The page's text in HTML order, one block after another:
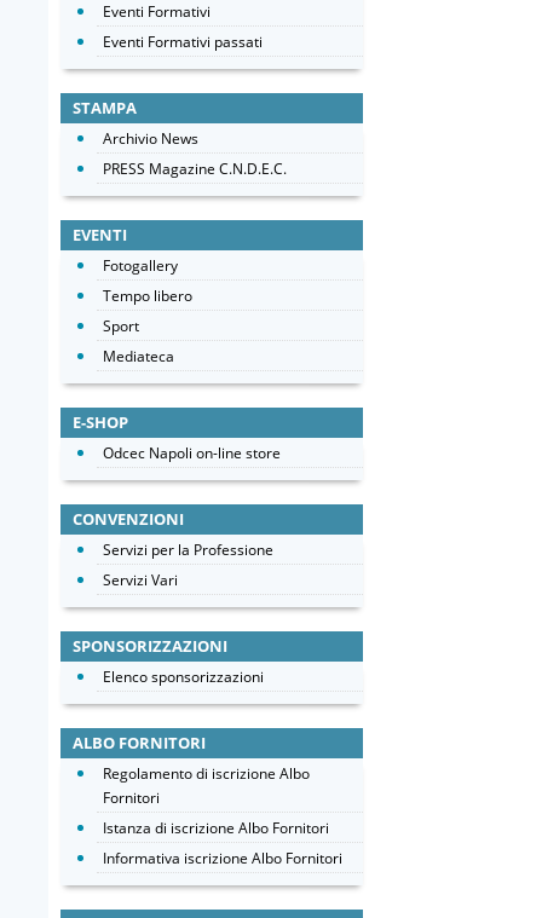
Eventi Formativi
Eventi Formativi passati
STAMPA
Archivio News
PRESS Magazine C.N.D.E.C.
EVENTI
Fotogallery
Tempo libero
Sport
Mediateca
E-SHOP
Odcec Napoli on-line store
CONVENZIONI
Servizi per la Professione
Servizi Vari
SPONSORIZZAZIONI
Elenco sponsorizzazioni
ALBO FORNITORI
Regolamento di iscrizione Albo
Fornitori
Istanza di iscrizione Albo Fornitori
Informativa iscrizione Albo Fornitori